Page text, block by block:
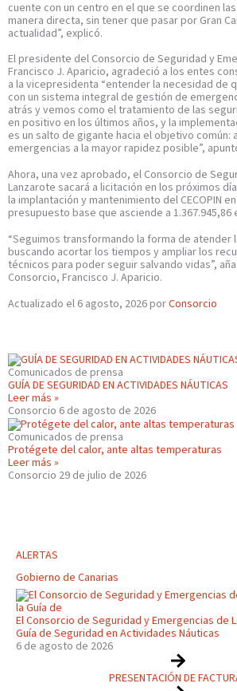
cuente con un centro en el que se coordinen
manera directa, sin tener que pasar por Gran
actualidad”, explicó.
El presidente del Consorcio de Seguridad y
Francisco J. Aparicio, agradeció a los entes
a la vicepresidenta “entender la necesidad de
con un sistema integral de gestión de
atrás y vemos como el tratamiento de las
en positivo en los últimos años, y la
es un salto de gigante hacia el objetivo común:
emergencias a la mayor rapidez posible”,
Ahora, una vez aprobado, el Consorcio de
Lanzarote sacará a licitación en los próximos
la implantación y mantenimiento del CECOPIN
presupuesto base que asciende a 1.367.945,86
“Seguimos transformando la forma de atender
buscando acortar los tiempos y ampliar los
técnicos para poder seguir salvando vidas”,
Consorcio, Francisco J. Aparicio.
Actualizado el 6 agosto, 2026 porConsorcio
Comunicados de prensa
GUÍA DE SEGURIDAD EN ACTIVIDADES NÁUTICAS
Leer más »
Consorcio 6 de agosto de 2026
Comunicados de prensa
Protégete del calor, ante altas temperaturas
Leer más »
Consorcio 29 de julio de 2026
ALERTAS
Gobierno de Canarias
El Consorcio de Seguridad y Emergencias de
Guía de Seguridad en Actividades Náuticas
6 de agosto de 2026
PRESENTACIÓN DE